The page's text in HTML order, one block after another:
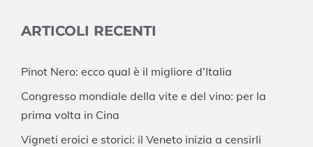
ARTICOLI RECENTI
Pinot Nero: ecco qual è il migliore d’Italia
Congresso mondiale della vite e del vino: per la
prima volta in Cina
Vigneti eroici e storici: il Veneto inizia a censirli